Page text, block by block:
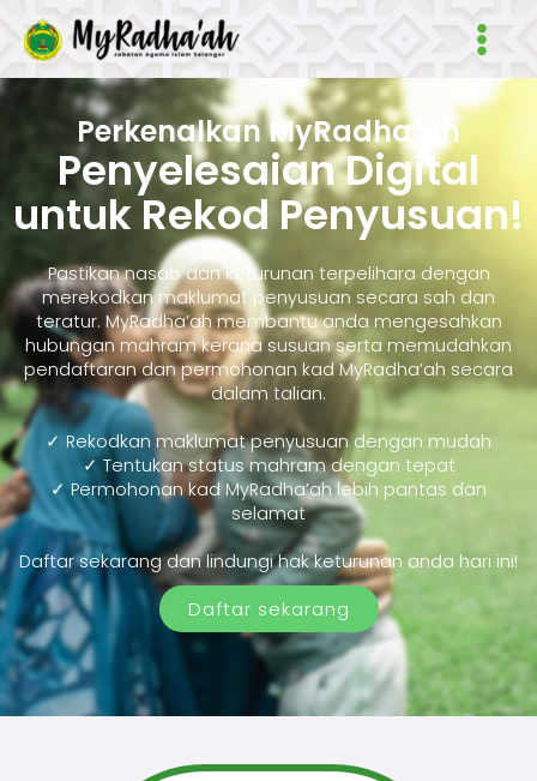
Main
Perkenalkan MyRadha’ah
Penyelesaian Digital
untuk Rekod Penyusuan!
Pastikan nasab dan keturunan terpelihara dengan
merekodkan maklumat penyusuan secara sah dan
teratur. MyRadha’ah membantu anda mengesahkan
hubungan mahram kerana susuan serta memudahkan
pendaftaran dan permohonan kad MyRadha’ah secara
dalam talian.
✓ Rekodkan maklumat penyusuan dengan mudah
✓ Tentukan status mahram dengan tepat
✓ Permohonan kad MyRadha’ah lebih pantas dan
selamat
Daftar sekarang dan lindungi hak keturunan anda hari ini!
Daftar sekarang